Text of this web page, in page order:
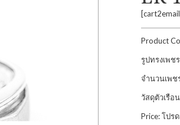
Product
รูปทรงเพช
จำนวนเพช
วัสดุตัวเรือ
Price: โปร